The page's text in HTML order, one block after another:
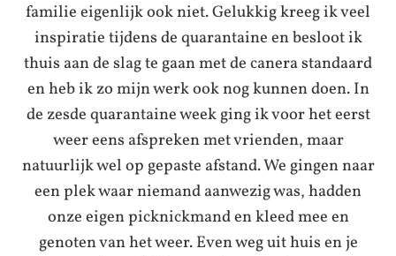
familie eigenlijk ook niet. Gelukkig kreeg ik veel
inspiratie tijdens de quarantaine en besloot ik
thuis aan de slag te gaan met de canera standaard
en heb ik zo mijn werk ook nog kunnen doen. In
de zesde quarantaine week ging ik voor het eerst
weer eens afspreken met vrienden, maar
natuurlijk wel op gepaste afstand. We gingen naar
een plek waar niemand aanwezig was, hadden
onze eigen picknickmand en kleed mee en
genoten van het weer. Even weg uit huis en je